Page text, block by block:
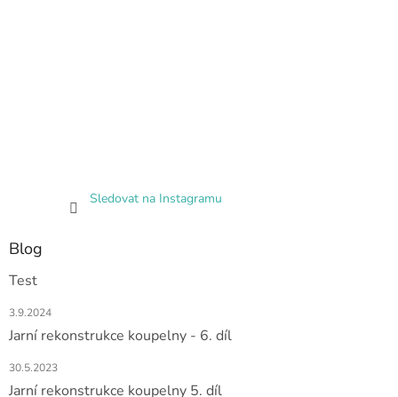
Sledovat na Instagramu
Blog
Test
3.9.2024
Jarní rekonstrukce koupelny - 6. díl
30.5.2023
Jarní rekonstrukce koupelny 5. díl